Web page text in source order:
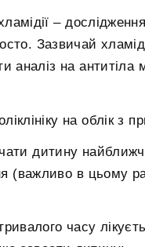
–
Зазвичай
аналіз на
на облік з
дитину
(важливо в цьому
часу